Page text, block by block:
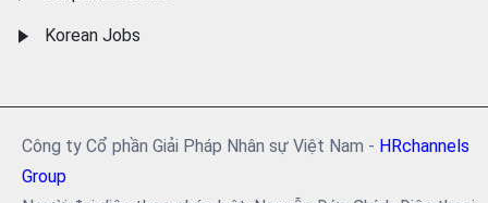
Korean Jobs
Công ty Cổ phần Giải Pháp Nhân sự Việt Nam - HRchannels
Group